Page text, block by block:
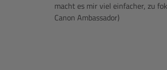
macht es mir viel einfacher, zu
Canon Ambassador)